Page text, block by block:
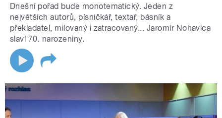
Dnešní pořad bude monotematický. Jeden z
největších autorů, písničkář, textař, básník a
překladatel, milovaný i zatracovaný... Jaromír Nohavica
slaví 70. narozeniny.